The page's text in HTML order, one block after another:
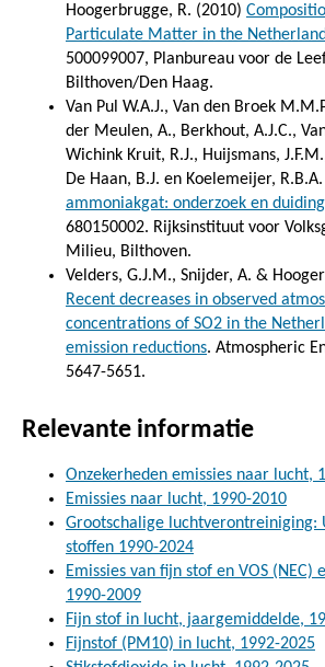
Hoogerbrugge, R. (2010)
Particulate Matter in the
500099007, Planbureau voor de
Bilthoven/Den Haag.
Van Pul W.A.J., Van den Broek
der Meulen, A., Berkhout, A.J.C.,
Wichink Kruit, R.J., Huijsmans,
De Haan, B.J. en Koelemeijer,
ammoniakgat: onderzoek en duiding
680150002. Rijksinstituut voor
Milieu, Bilthoven.
Velders, G.J.M., Snijder, A. &
Recent decreases in observed
concentrations of SO2 in the
emission reductions. Atmospheric
5647-5651.
Relevante informatie
Onzekerheden emissies naar lucht,
Emissies naar lucht, 1990-2010
Grootschalige luchtverontreiniging:
stoffen 1990-2024
Emissies van fijn stof en VOS (NEC)
1990-2009
Fijn stof in lucht, jaargemiddelde,
Fijnstof (PM10) in lucht, 1992-2025